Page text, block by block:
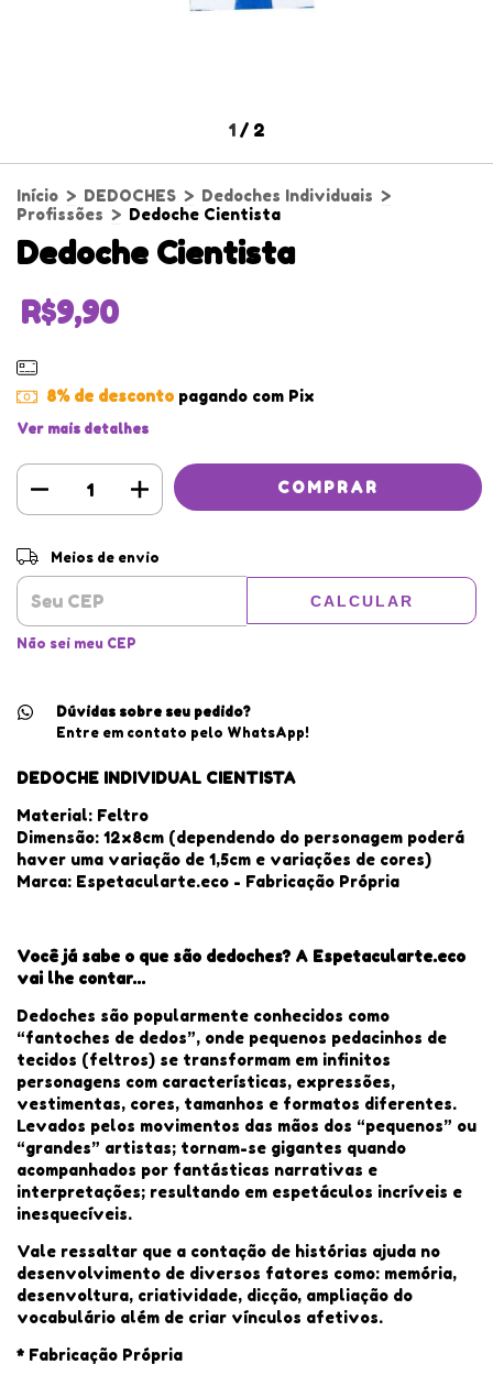
1 / 2
Início > DEDOCHES > Dedoches Individuais >
Profissões > Dedoche Cientista
Dedoche Cientista
R$9,90
8% de descontopagando com Pix
Ver mais detalhes
Entregas para o CEP:
Meios de envio
CALCULAR
Não sei meu CEP
Dúvidas sobre seu pedido?
Entre em contato pelo WhatsApp!
DEDOCHE INDIVIDUAL CIENTISTA
Material: Feltro
Dimensão: 12x8cm (dependendo do personagem poderá
haver uma variação de 1,5cm e variações de cores)
Marca: Espetacularte.eco - Fabricação Própria
Você já sabe o que são dedoches? A Espetacularte.eco
vai lhe contar...
Dedoches são popularmente conhecidos como
“fantoches de dedos”, onde pequenos pedacinhos de
tecidos (feltros) se transformam em infinitos
personagens com características, expressões,
vestimentas, cores, tamanhos e formatos diferentes.
Levados pelos movimentos das mãos dos “pequenos” ou
“grandes” artistas; tornam-se gigantes quando
acompanhados por fantásticas narrativas e
interpretações; resultando em espetáculos incríveis e
inesquecíveis.
Vale ressaltar que a contação de histórias ajuda no
desenvolvimento de diversos fatores como: memória,
desenvoltura, criatividade, dicção, ampliação do
vocabulário além de criar vínculos afetivos.
* Fabricação Própria